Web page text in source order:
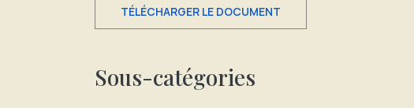
TÉLÉCHARGER LE DOCUMENT
Sous-catégories